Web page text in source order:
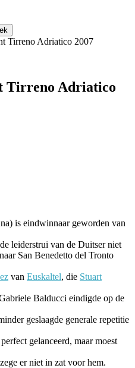
Tirreno Adriatico 2007
Tirreno Adriatico
is eindwinnaar geworden van
leiderstrui van de Duitser niet
San Benedetto del Tronto
van Euskaltel, die Stuart
Balducci eindigde op de
geslaagde generale repetitie
gelanceerd, maar moest
er niet in zat voor hem.